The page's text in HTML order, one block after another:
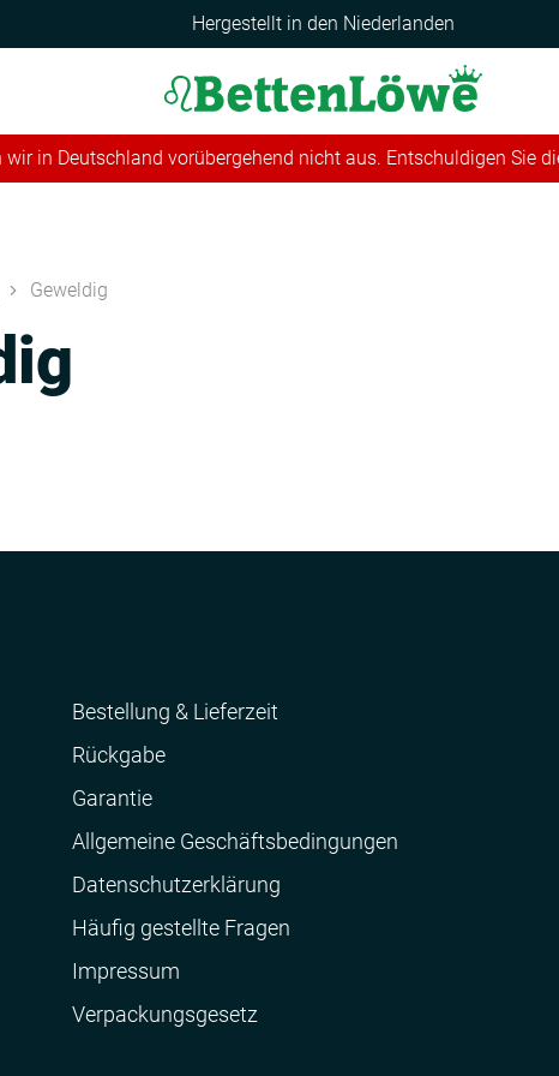
Hergestellt in den Niederlanden
wir in Deutschland vorübergehend nicht aus. Entschuldigen Sie
Geweldig
Bestellung & Lieferzeit
Rückgabe
Garantie
Allgemeine Geschäftsbedingungen
Datenschutzerklärung
Häufig gestellte Fragen
Impressum
Verpackungsgesetz